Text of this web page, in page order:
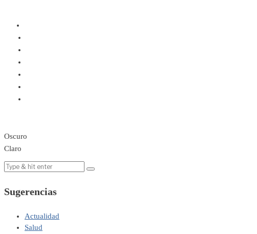
Oscuro
Claro
Sugerencias
Actualidad
Salud